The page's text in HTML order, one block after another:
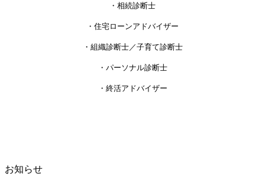
・相続診断士
・住宅ローンアドバイザー
・組織診断士／子育て診断士
・パーソナル診断士
・終活アドバイザー
お知らせ